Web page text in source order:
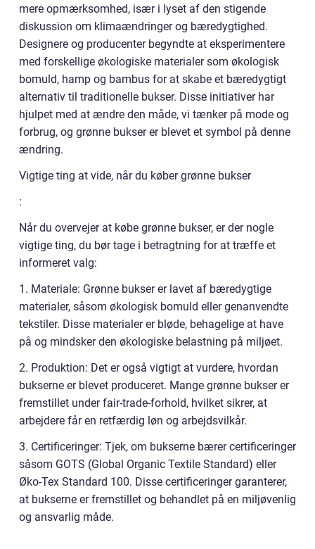
mere opmærksomhed, især i lyset af den stigende
diskussion om klimaændringer og bæredygtighed.
Designere og producenter begyndte at eksperimentere
med forskellige økologiske materialer som økologisk
bomuld, hamp og bambus for at skabe et bæredygtigt
alternativ til traditionelle bukser. Disse initiativer har
hjulpet med at ændre den måde, vi tænker på mode og
forbrug, og grønne bukser er blevet et symbol på denne
ændring.
Vigtige ting at vide, når du køber grønne bukser
:
Når du overvejer at købe grønne bukser, er der nogle
vigtige ting, du bør tage i betragtning for at træffe et
informeret valg:
1. Materiale: Grønne bukser er lavet af bæredygtige
materialer, såsom økologisk bomuld eller genanvendte
tekstiler. Disse materialer er bløde, behagelige at have
på og mindsker den økologiske belastning på miljøet.
2. Produktion: Det er også vigtigt at vurdere, hvordan
bukserne er blevet produceret. Mange grønne bukser er
fremstillet under fair-trade-forhold, hvilket sikrer, at
arbejdere får en retfærdig løn og arbejdsvilkår.
3. Certificeringer: Tjek, om bukserne bærer certificeringer
såsom GOTS (Global Organic Textile Standard) eller
Øko-Tex Standard 100. Disse certificeringer garanterer,
at bukserne er fremstillet og behandlet på en miljøvenlig
og ansvarlig måde.